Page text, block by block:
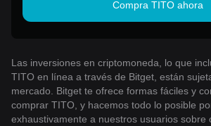
Compra TITO ahora
Las inversiones en criptomoneda, lo que
TITO en línea a través de Bitget, están
mercado. Bitget te ofrece formas fáciles y
comprar TITO, y hacemos todo lo posible
exhaustivamente a nuestros usuarios sobre